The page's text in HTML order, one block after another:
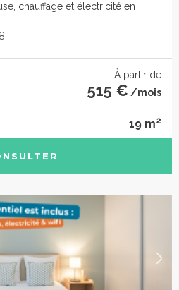
chauffage et électricité en
À partir de
515 € /mois
19 m2